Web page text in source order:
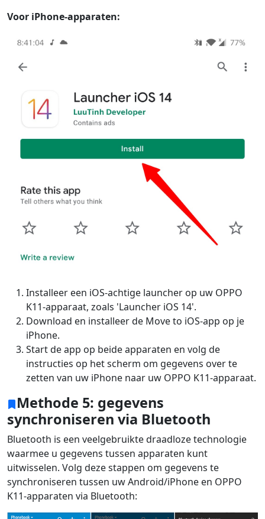
Voor iPhone-apparaten:
Installeer een iOS-achtige launcher op uw OPPO
K11-apparaat, zoals 'Launcher iOS 14'.
Download en installeer de Move to iOS-app op je
iPhone.
Start de app op beide apparaten en volg de
instructies op het scherm om gegevens over te
zetten van uw iPhone naar uw OPPO K11-apparaat.
Methode 5: gegevens
synchroniseren via Bluetooth
Bluetooth is een veelgebruikte draadloze technologie
waarmee u gegevens tussen apparaten kunt
uitwisselen. Volg deze stappen om gegevens te
synchroniseren tussen uw Android/iPhone en OPPO
K11-apparaten via Bluetooth: